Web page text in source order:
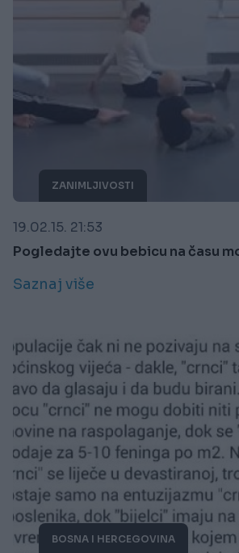
ZANIMLJIVOSTI
19.02.15. 21:53
Pogledajte ovu bebicu na času
Saznaj više
BOSNA I HERCEGOVINA